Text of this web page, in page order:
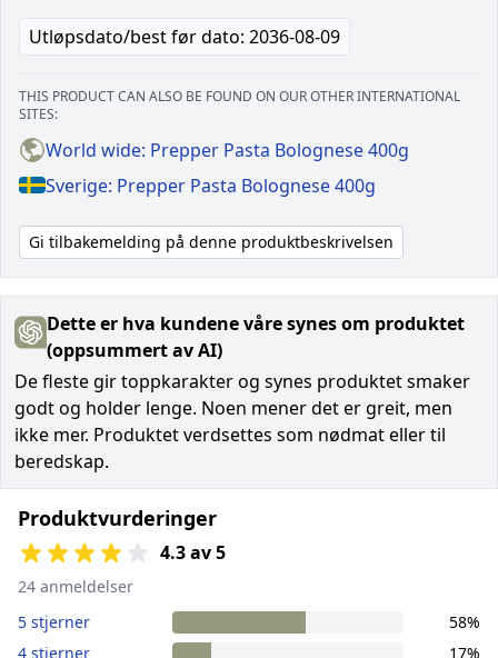
Utløpsdato/best før dato: 2036-08-09
THIS PRODUCT CAN ALSO BE FOUND ON OUR OTHER INTERNATIONAL
SITES:
World wide: Prepper Pasta Bolognese 400g
Sverige: Prepper Pasta Bolognese 400g
Gi tilbakemelding på denne produktbeskrivelsen
Dette er hva kundene våre synes om produktet
(oppsummert av AI)
De fleste gir toppkarakter og synes produktet smaker
godt og holder lenge. Noen mener det er greit, men
ikke mer. Produktet verdsettes som nødmat eller til
beredskap.
Produktvurderinger
4.3 av 5
24 anmeldelser
5 stjerner
58%
4 stjerner
17%